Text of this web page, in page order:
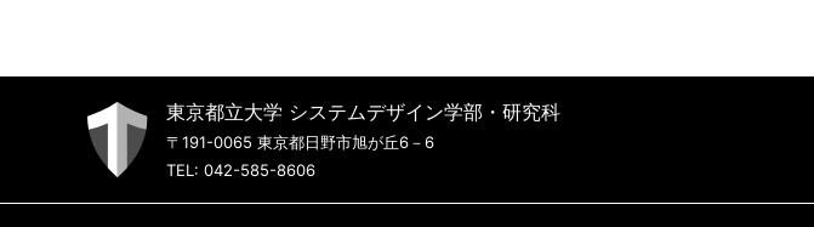
東京都立大学 システムデザイン学部・研究科
〒191-0065 東京都日野市旭が丘6－6
TEL: 042-585-8606